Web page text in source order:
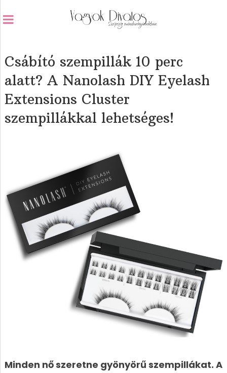
Csábító szempillák 10 perc
alatt? A Nanolash DIY Eyelash
Extensions Cluster
szempillákkal lehetséges!
Minden nő szeretne gyönyörű szempillákat. A